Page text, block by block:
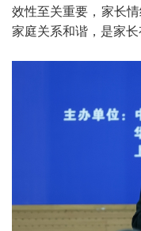
效性至关重要，家长
家庭关系和谐，是家长